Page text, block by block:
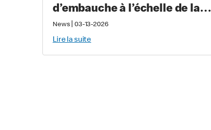
d’embauche à l’échelle de la
province pour recruter
près de 2 000 nouveaux
équipiers au Québec
News| 03-13-2026
Lire la suite